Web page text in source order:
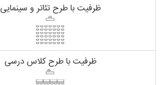
ظرفیت با طرح تئاتر و سینمایی
ظرفیت با طرح کلاس درسی